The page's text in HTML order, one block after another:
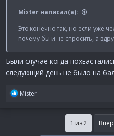
Mister написал(а):
Это конечно так, но если уже
почему бы и не спросить, а
Были случае когда
следующий день не было на
Р
Mister
1 из 2